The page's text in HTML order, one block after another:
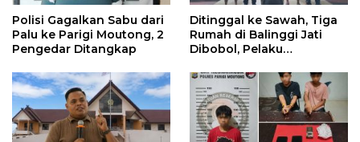
Polisi Gagalkan Sabu dari
Palu ke Parigi Moutong, 2
Pengedar Ditangkap
Ditinggal ke Sawah, Tiga
Rumah di Balinggi Jati
Dibobol, Pelaku